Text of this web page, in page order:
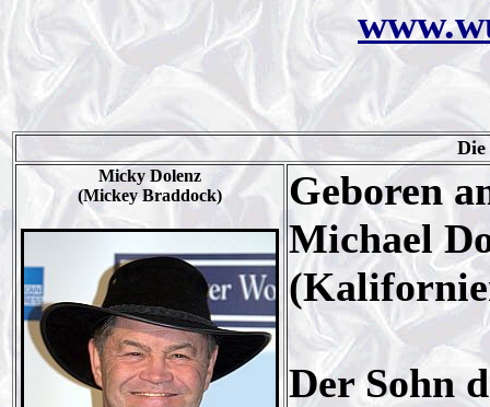
Micky Dolenz
(Mickey Braddock)
Geboren
Michael
Der Sohn